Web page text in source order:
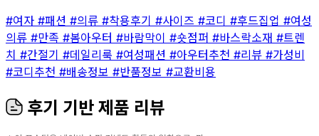
#여자 #패션 #의류 #착용후기 #사이즈 #코디 #후드집업 #여성
의류 #만족 #봄아우터 #바람막이 #숏점퍼 #바스락소재 #트렌
치 #간절기 #데일리룩 #여성패션 #아우터추천 #리뷰 #가성비
#코디추천 #배송정보 #반품정보 #교환비용
후기 기반 제품 리뷰